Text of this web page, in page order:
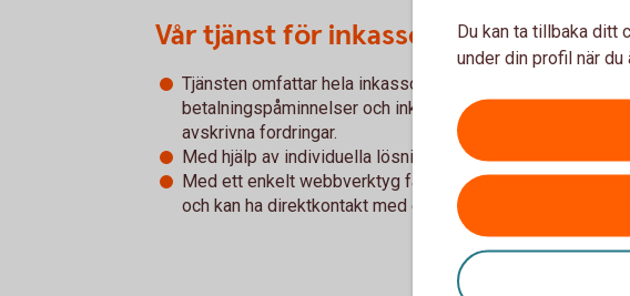
Vår tjänst för inkasso
Tjänsten omfattar hela inkassoprocessen, från
betalningspåminnelser och inkasso till rättsliga åtgärder
avskrivna fordringar.
Med hjälp av individuella lösningar som passar kunden
Med ett enkelt webbverktyg får du och ditt företag
och kan ha direktkontakt med en rådgivare om du behöver
Du kan ta tillbaka ditt
under din profil när du